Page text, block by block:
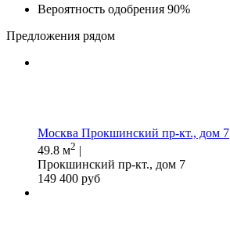
Вероятность одобрения 90%
Предложения рядом
Москва Прокшинский пр-кт., дом 7
49.8 м2 |
Прокшинский пр-кт., дом 7
149 400 руб